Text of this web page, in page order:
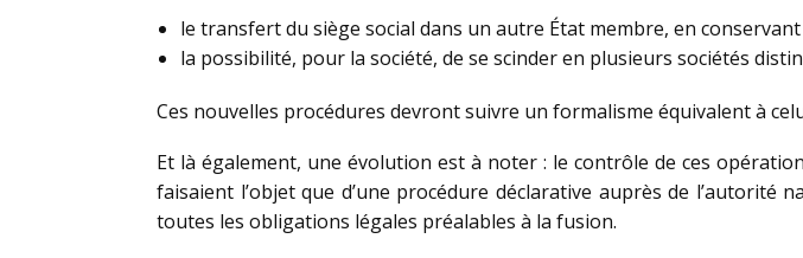
le transfert du siège social dans un autre État membre, en
la possibilité, pour la société, de se scinder en plusieurs sociétés
Ces nouvelles procédures devront suivre un formalisme équivalent à
Et là également, une évolution est à noter : le contrôle de ces
faisaient l’objet que d’une procédure déclarative auprès de l’autorité
toutes les obligations légales préalables à la fusion.